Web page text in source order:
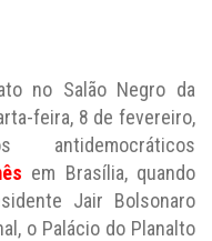
no Salão Negro da
feira, 8 de fevereiro,
em Brasília, quando
Jair Bolsonaro
o Palácio do Planalto